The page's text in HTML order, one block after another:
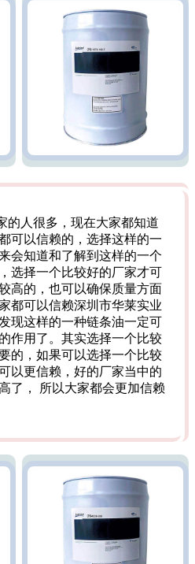
的人很多，现在大家都知道
可以信赖的，选择这样的一
会知道和了解到这样的一个
选择一个比较好的厂家才可
高的，也可以确保质量方面
都可以信赖深圳市华莱实业
现这样的一种链条油一定可
作用了。其实选择一个比较
的，如果可以选择一个比较
以更信赖，好的厂家当中的
了， 所以大家都会更加信赖